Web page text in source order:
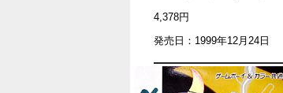
4,378円
発売日：1999年12月24日